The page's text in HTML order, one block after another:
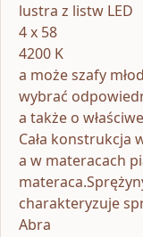
lustra z listw LED
4 x 58
4200 K
a może szafy
wybrać
a także o
Cała konstrukcja
a w materacach
charakteryzuje
Abra